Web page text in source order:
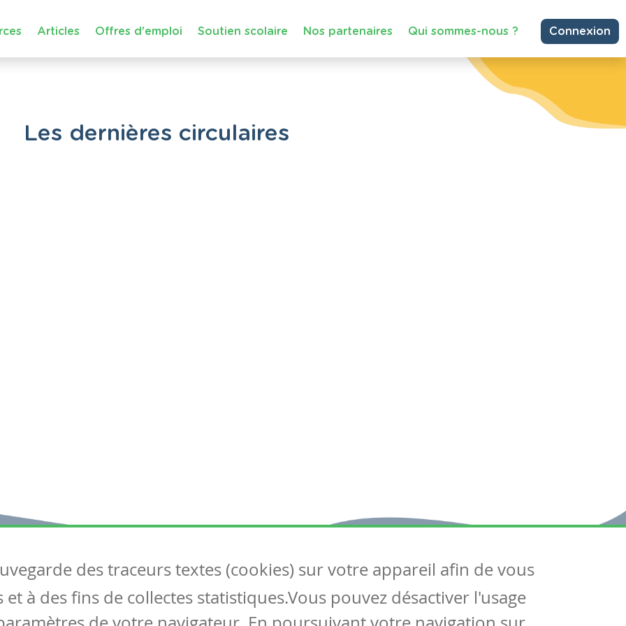
Articles Offres d'emploi Soutien scolaire Nos partenaires Qui sommes-nous ? Connexion
Les dernières circulaires
Articles
Tous les articles
Articles DYS
Suivez-nous
Contactez-nous
Soutien scolaire
des traceurs textes (cookies) sur votre appareil afin de vous
à des fins de collectes statistiques.Vous pouvez désactiver l'usage